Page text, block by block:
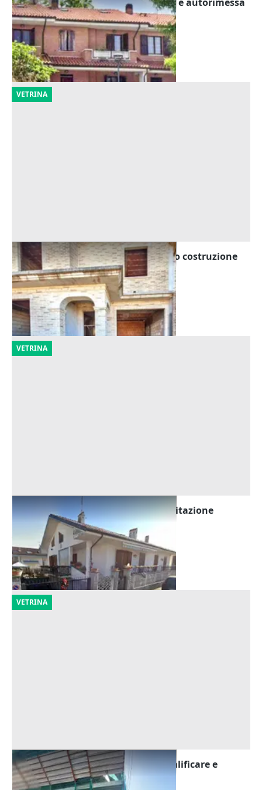
Cingoli (Macerata)
Offerta minima
83.683 €
30/10/2026
VETRINA
Asta Casa a schiera (sub 10) in corso costruzione
Cingoli (Macerata)
Offerta minima
69.736 €
30/10/2026
VETRINA
Asta Quota di nuda proprietà di abitazione
Vinovo (Torino)
Offerta minima
84.686 €
22/09/2026
VETRINA
Asta Fabbricato terra cielo da riqualificare e
garage